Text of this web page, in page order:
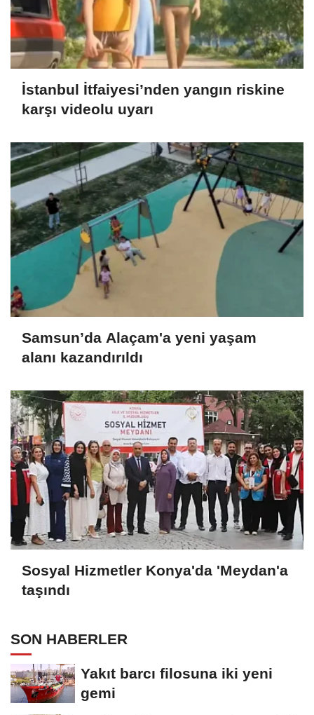
İstanbul İtfaiyesi’nden yangın riskine
karşı videolu uyarı
Samsun’da Alaçam'a yeni yaşam
alanı kazandırıldı
Sosyal Hizmetler Konya'da 'Meydan'a
taşındı
SON HABERLER
Yakıt barcı filosuna iki yeni
gemi